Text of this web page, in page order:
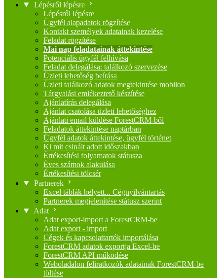
Lépésről lépésre
Lépésről lépésre
Ügyfél alapadatok rögzítése
Kontakt személyek adatainak kezelése
Feladat rögzítése
Mai nap feladatainak áttekintése
Potenciális ügyfél felhívása
Feladat delegálása: találkozó szervezése
Üzleti lehetőség beírása
Üzleti találkozó adatok megtekintése mobilon
Tárgyalási emlékeztető készítése
Ajánlatírás delegálása
Ajánlat csatolása üzleti lehetőséghez
Ajánlati email küldése ForestCRM-ből
Feladatok áttekintése naptárban
Ügyfél adatok áttekintése, ügyfél történet
Ki mit csinált adott időszakban
Értékesítési folyamatok státusza
Éves számok alakulása
Értékesítési tölcsér
Partnerek
Excel táblák helyett... Cégnyilvántartás
Partnerek megjelenítése státusz szerint
Adat
Adat export-import a ForestCRM-be
Adat export - import
Cégek és kapcsolattartók importálása
ForestCRM adatok exportja Excel-be
ForestCRM API működése
Weboladalon feliratkozók adatainak ForestCRM-be
töltése